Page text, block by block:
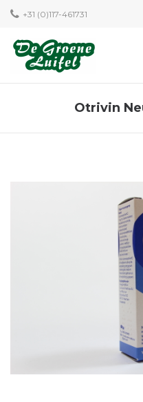
+31 (0)117-461731
Otrivin